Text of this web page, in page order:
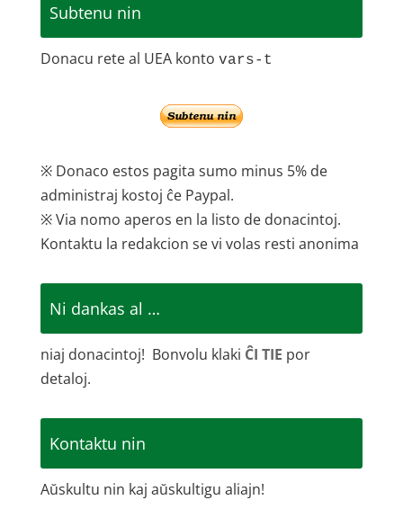
Subtenu nin
Donacu rete al UEA konto vars-t
※ Donaco estos pagita sumo minus 5% de
administraj kostoj ĉe Paypal.
※ Via nomo aperos en la listo de donacintoj.
Kontaktu la redakcion se vi volas resti anonima
Ni dankas al …
niaj donacintoj! Bonvolu klaki ĈI TIE por
detaloj.
Kontaktu nin
Aŭskultu nin kaj aŭskultigu aliajn!